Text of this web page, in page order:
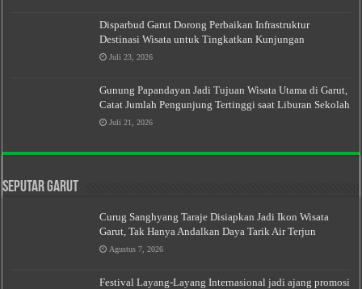
Disparbud Garut Dorong Perbaikan Infrastruktur
Destinasi Wisata untuk Tingkatkan Kunjungan
Juli 23, 2026
Gunung Papandayan Jadi Tujuan Wisata Utama di Garut,
Catat Jumlah Pengunjung Tertinggi saat Liburan Sekolah
Juli 21, 2026
Seputar Garut
Curug Sanghyang Taraje Disiapkan Jadi Ikon Wisata
Garut, Tak Hanya Andalkan Daya Tarik Air Terjun
Agustus 7, 2026
Festival Layang-Layang Internasional jadi ajang promosi